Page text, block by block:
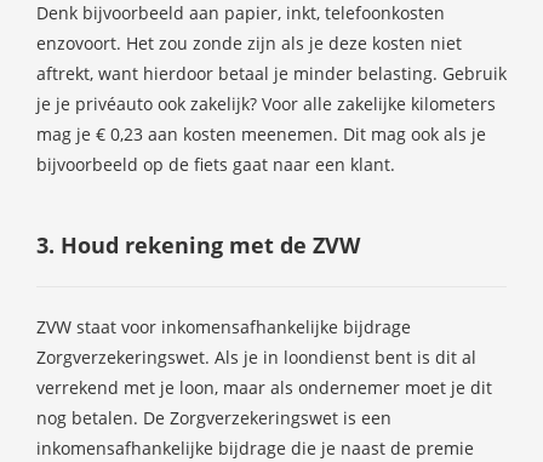
Denk bijvoorbeeld aan papier, inkt, telefoonkosten
enzovoort. Het zou zonde zijn als je deze kosten niet
aftrekt, want hierdoor betaal je minder belasting. Gebruik
je je privéauto ook zakelijk? Voor alle zakelijke kilometers
mag je € 0,23 aan kosten meenemen. Dit mag ook als je
bijvoorbeeld op de fiets gaat naar een klant.
3. Houd rekening met de ZVW
ZVW staat voor inkomensafhankelijke bijdrage
Zorgverzekeringswet. Als je in loondienst bent is dit al
verrekend met je loon, maar als ondernemer moet je dit
nog betalen. De Zorgverzekeringswet is een
inkomensafhankelijke bijdrage die je naast de premie